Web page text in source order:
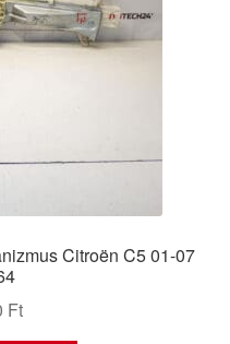
Citroën C5 01-07
Ft